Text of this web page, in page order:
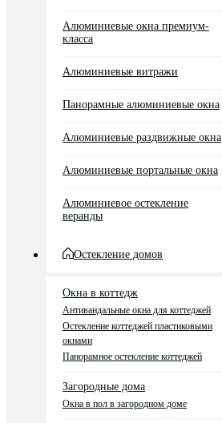
Алюминиевые окна премиум-
класса
Алюминиевые витражи
Панорамные алюминиевые окна
Алюминиевые раздвижные окна
Алюминиевые портальные окна
Алюминиевое остекление
веранды
Остекление домов
Окна в коттедж
Антивандальные окна для коттеджей
Остекление коттеджей пластиковыми
окнами
Панорамное остекление коттеджей
Загородные дома
Окна в пол в загородном доме